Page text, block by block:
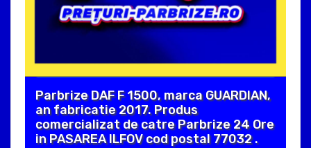
Parbrize DAF F 1500, marca GUARDIAN,
an fabricatie 2017. Produs
comercializat de catre Parbrize 24 Ore
in PASAREA ILFOV cod postal 77032 .